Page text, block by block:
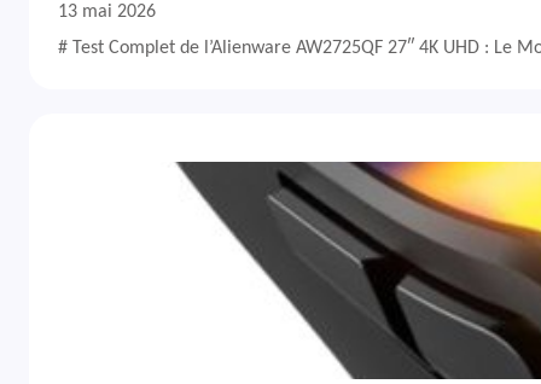
13 mai 2026
# Test Complet de l’Alienware AW2725QF 27″ 4K UHD : Le